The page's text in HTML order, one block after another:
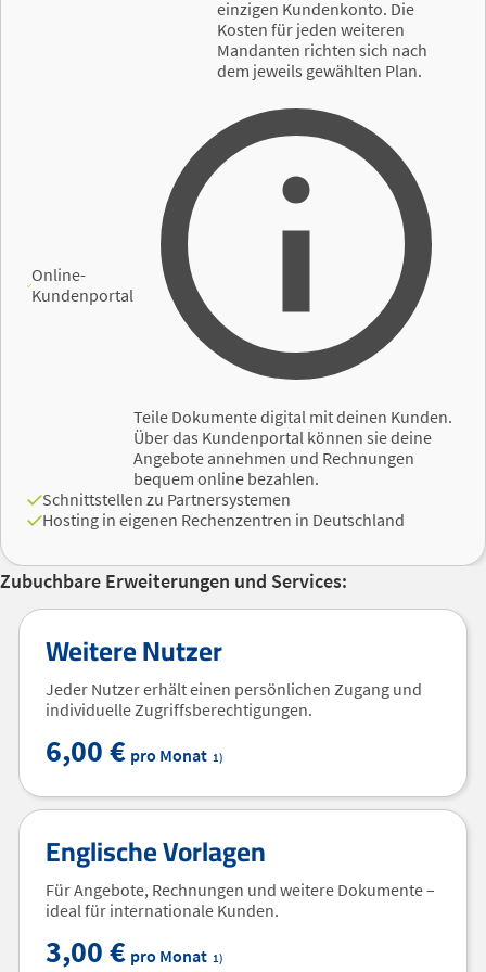
einzigen Kundenkonto. Die
Kosten für jeden weiteren
Mandanten richten sich nach
dem jeweils gewählten Plan.
Online-
Kundenportal
Teile Dokumente digital mit deinen Kunden.
Über das Kundenportal können sie deine
Angebote annehmen und Rechnungen
bequem online bezahlen.
Schnittstellen zu Partnersystemen
Hosting in eigenen Rechenzentren in Deutschland
Zubuchbare Erweiterungen und Services:
Weitere Nutzer
Jeder Nutzer erhält einen persönlichen Zugang und
individuelle Zugriffsberechtigungen.
6,00 € pro Monat 1)
Englische Vorlagen
Für Angebote, Rechnungen und weitere Dokumente –
ideal für internationale Kunden.
3,00 € pro Monat 1)